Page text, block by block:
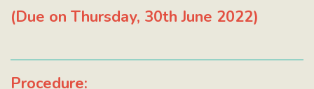
(Due on Thursday, 30th June 2022)
Procedure: